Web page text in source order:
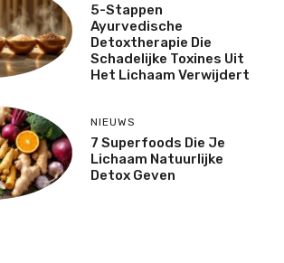
5-Stappen
Ayurvedische
Detoxtherapie Die
Schadelijke Toxines Uit
Het Lichaam Verwijdert
NIEUWS
7 Superfoods Die Je
Lichaam Natuurlijke
Detox Geven